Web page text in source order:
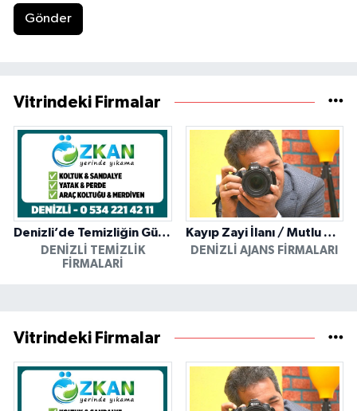
Gönder
Vitrindeki Firmalar
Denizli’de Temizliğin Güvenilir Adresi: Özkan Yerinde Yıkama
DENIZLI TEMIZLIK
FIRMALARI
Kayıp Zayi İlanı / Mutlu Ajans / Denizli
DENIZLI AJANS FIRMALARI
Vitrindeki Firmalar